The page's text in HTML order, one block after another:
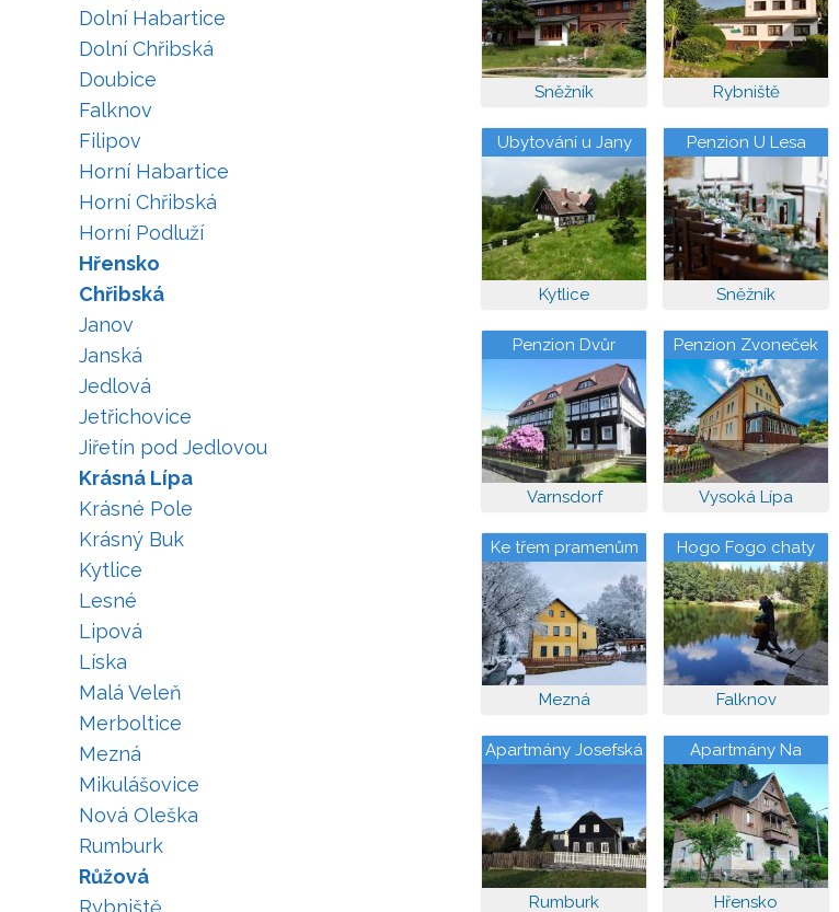
Sněžník Rybniště
Ubytování u Jany
Kytlice
Penzion U Lesa
Sněžník
Penzion Dvůr
pohody
Varnsdorf
Penzion Zvoneček
Vysoká Lípa
Ke třem pramenům
Mezná
Hogo Fogo chaty
Falknov
Apartmány Josefská
Rumburk
Apartmány Na
Výsluní
Hřensko
Dolní Habartice
Dolní Chřibská
Doubice
Falknov
Filipov
Horní Habartice
Horní Chřibská
Horní Podluží
Hřensko
Chřibská
Janov
Janská
Jedlová
Jetřichovice
Jiřetín pod Jedlovou
Krásná Lípa
Krásné Pole
Krásný Buk
Kytlice
Lesné
Lipová
Líska
Malá Veleň
Merboltice
Mezná
Mikulášovice
Nová Oleška
Rumburk
Růžová
Rybniště